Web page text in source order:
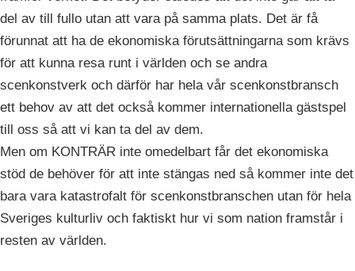
del av till fullo utan att vara på samma plats. Det är få
förunnat att ha de ekonomiska förutsättningarna som krävs
för att kunna resa runt i världen och se andra
scenkonstverk och därför har hela vår scenkonstbransch
ett behov av att det också kommer internationella gästspel
till oss så att vi kan ta del av dem.
Men om KONTRÄR inte omedelbart får det ekonomiska
stöd de behöver för att inte stängas ned så kommer inte det
bara vara katastrofalt för scenkonstbranschen utan för hela
Sveriges kulturliv och faktiskt hur vi som nation framstår i
resten av världen.